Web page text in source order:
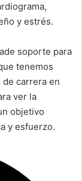
y estrés.
soporte para
tenemos
de carrera en
ver la
objetivo
y esfuerzo.